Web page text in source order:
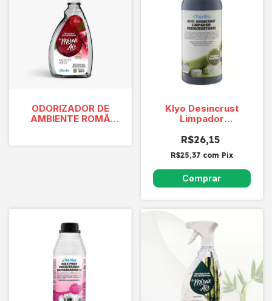
ODORIZADOR DE
AMBIENTE ROMÂ
Klyo Desincrust
Limpador
R$26,15
R$25,37 com Pix